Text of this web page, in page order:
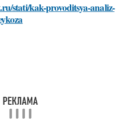
stati/kak-provoditsya-analiz-